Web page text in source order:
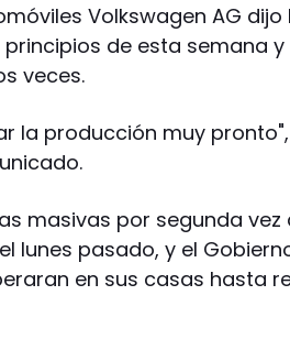
Volkswagen AG
de esta semana
veces.
la producción muy
masivas por segunda
lunes pasado, y el
en sus casas hasta